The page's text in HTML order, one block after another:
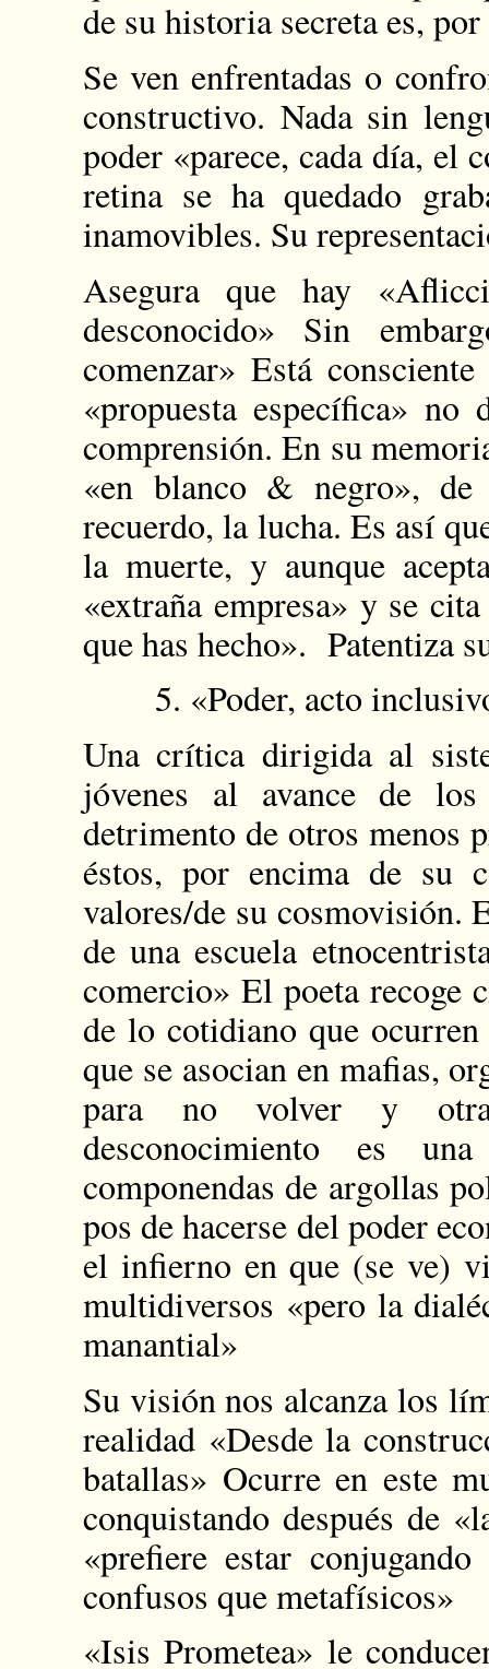
de su historia secreta es,
Se ven enfrentadas o
constructivo. Nada sin
poder «parece, cada día, el
retina se ha quedado
inamovibles. Su
Asegura que hay
desconocido» Sin
comenzar» Está
«propuesta específica»
comprensión. En su
«en blanco & negro»,
recuerdo, la lucha. Es así
la muerte, y aunque
«extraña empresa» y se
que has hecho». Patentiza
5. «Poder, acto
Una crítica dirigida al
jóvenes al avance de los
detrimento de otros menos
éstos, por encima de su
valores/de su cosmovisión.
de una escuela
comercio» El poeta recoge
de lo cotidiano que
que se asocian en mafias,
para no volver y
desconocimiento es
componendas de argollas
pos de hacerse del poder
el infierno en que (se ve)
multidiversos «pero la
manantial»
Su visión nos alcanza los
realidad «Desde la
batallas» Ocurre en este
conquistando después de
«prefiere estar
confusos que metafísicos»
«Isis Prometea» le